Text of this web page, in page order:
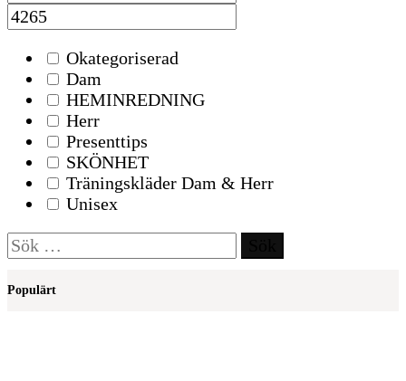
Okategoriserad
Dam
HEMINREDNING
Herr
Presenttips
SKÖNHET
Träningskläder Dam & Herr
Unisex
Sök
efter:
Populärt